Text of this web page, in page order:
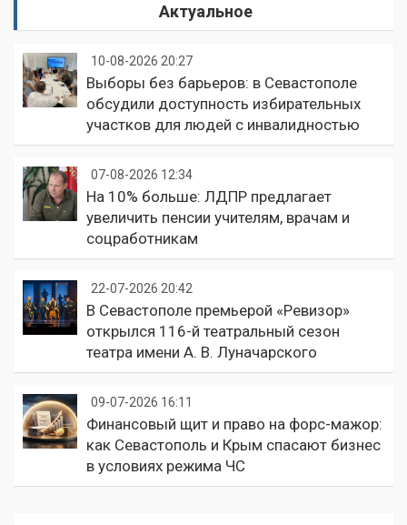
Актуальное
10-08-2026 20:27
Выборы без барьеров: в Севастополе
обсудили доступность избирательных
участков для людей с инвалидностью
07-08-2026 12:34
На 10% больше: ЛДПР предлагает
увеличить пенсии учителям, врачам и
соцработникам
22-07-2026 20:42
В Севастополе премьерой «Ревизор»
открылся 116-й театральный сезон
театра имени А. В. Луначарского
09-07-2026 16:11
Финансовый щит и право на форс-мажор:
как Севастополь и Крым спасают бизнес
в условиях режима ЧС